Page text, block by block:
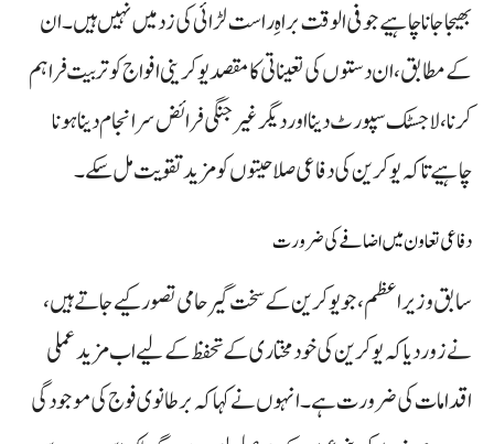
بھیجا جانا چاہیے جو فی الوقت براہِ راست لڑائی کی زد میں نہیں ہیں۔ ان
کے مطابق، ان دستوں کی تعیناتی کا مقصد یوکرینی افواج کو تربیت فراہم
کرنا، لاجسٹک سپورٹ دینا اور دیگر غیر جنگی فرائض سرانجام دینا ہونا
چاہیے تاکہ یوکرین کی دفاعی صلاحیتوں کو مزید تقویت مل سکے۔
دفاعی تعاون میں اضافے کی ضرورت
سابق وزیراعظم، جو یوکرین کے سخت گیر حامی تصور کیے جاتے ہیں،
نے زور دیا کہ یوکرین کی خودمختاری کے تحفظ کے لیے اب مزید عملی
اقدامات کی ضرورت ہے۔ انہوں نے کہا کہ برطانوی فوج کی موجودگی